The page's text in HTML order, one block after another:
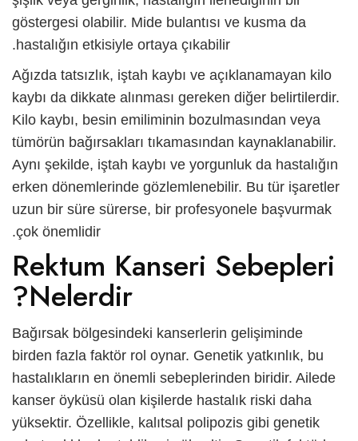
göstergesi olabilir. Mide bulantısı ve kusma da
hastalığın etkisiyle ortaya çıkabilir.
Ağızda tatsızlık, iştah kaybı ve açıklanamayan kilo
kaybı da dikkate alınması gereken diğer belirtilerdir.
Kilo kaybı, besin emiliminin bozulmasından veya
tümörün bağırsakları tıkamasından kaynaklanabilir.
Aynı şekilde, iştah kaybı ve yorgunluk da hastalığın
erken dönemlerinde gözlemlenebilir. Bu tür işaretler
uzun bir süre sürerse, bir profesyonele başvurmak
çok önemlidir.
Rektum Kanseri Sebepleri
Nelerdir?
Bağırsak bölgesindeki kanserlerin gelişiminde
birden fazla faktör rol oynar. Genetik yatkınlık, bu
hastalıkların en önemli sebeplerinden biridir. Ailede
kanser öyküsü olan kişilerde hastalık riski daha
yüksektir. Özellikle, kalıtsal polipozis gibi genetik